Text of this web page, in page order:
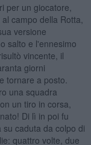
per un giocatore,
campo della Rotta,
versione
salto e l'ennesimo
vincente, il
giorni
tornare a posto.
una squadra
un tiro in corsa,
Di lì in poi fu
caduta da colpo di
quattro volte, due